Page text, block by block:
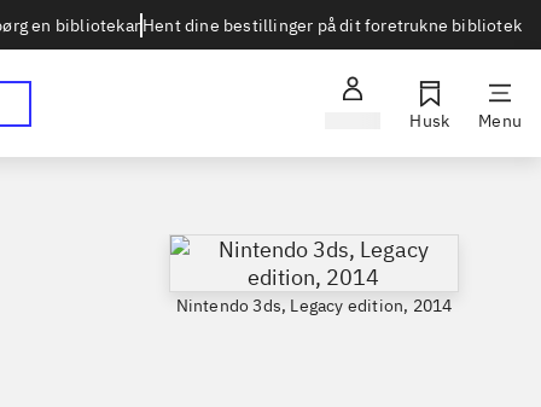
en bibliotekarHent dine bestillinger på dit foretrukne bibliotek
Husk Menu
Nintendo 3ds, Legacy edition, 2014